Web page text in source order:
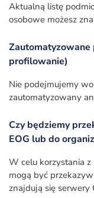
Aktualną listę
osobowe możesz
profilowanie)
Nie podejmujemy
zautomatyzowany
Czy będziemy
EOG lub do
W celu korzystania
mogą być
znajdują się serwery